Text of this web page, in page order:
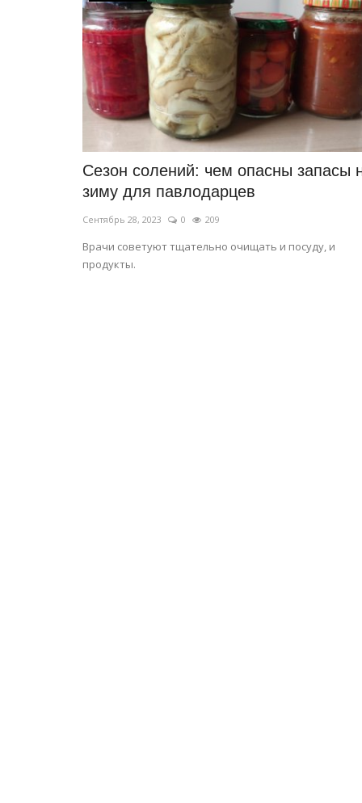
Сезон солений: чем опасны запасы
зиму для павлодарцев
Сентябрь 28, 2023 0 209
Врачи советуют тщательно очищать и посуду, и
продукты.